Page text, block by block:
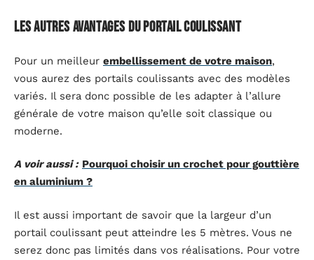
Les autres avantages du portail coulissant
Pour un meilleur embellissement de votre maison,
vous aurez des portails coulissants avec des modèles
variés. Il sera donc possible de les adapter à l’allure
générale de votre maison qu’elle soit classique ou
moderne.
A voir aussi : Pourquoi choisir un crochet pour gouttière
en aluminium ?
Il est aussi important de savoir que la largeur d’un
portail coulissant peut atteindre les 5 mètres. Vous ne
serez donc pas limités dans vos réalisations. Pour votre